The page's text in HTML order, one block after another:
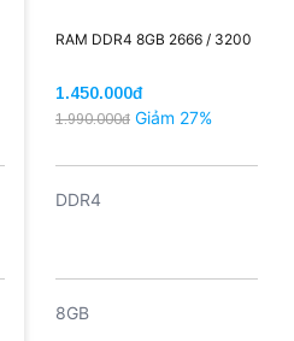
RAM DDR4 8GB 2666 / 3200
1.450.000đ
1.990.000đ Giảm 27%
DDR4
8GB